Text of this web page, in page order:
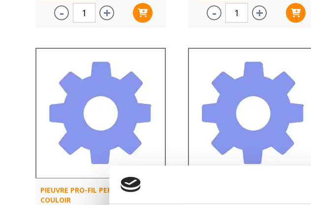
- + - +
PIEUVRE PRO-FIL PERSONNALISÉE :
COULOIR